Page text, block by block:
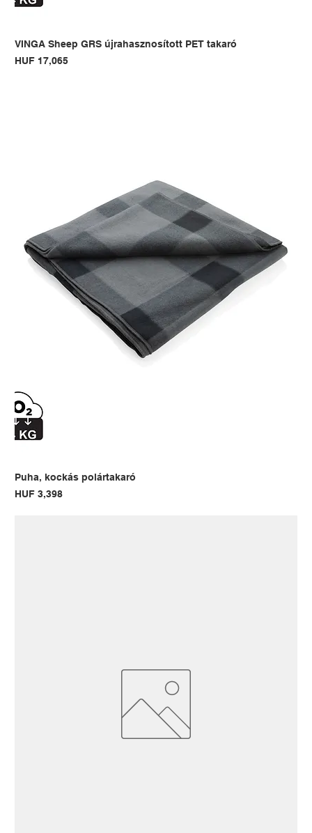
VINGA Sheep GRS újrahasznosított PET takaró
Price
HUF 17,065
Puha, kockás polártakaró
Price
HUF 3,398